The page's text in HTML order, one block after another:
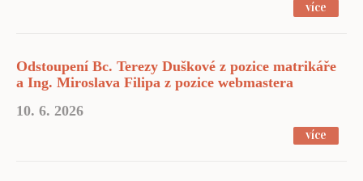
více
Odstoupení Bc. Terezy Duškové z pozice matrikáře
a Ing. Miroslava Filipa z pozice webmastera
10. 6. 2026
více